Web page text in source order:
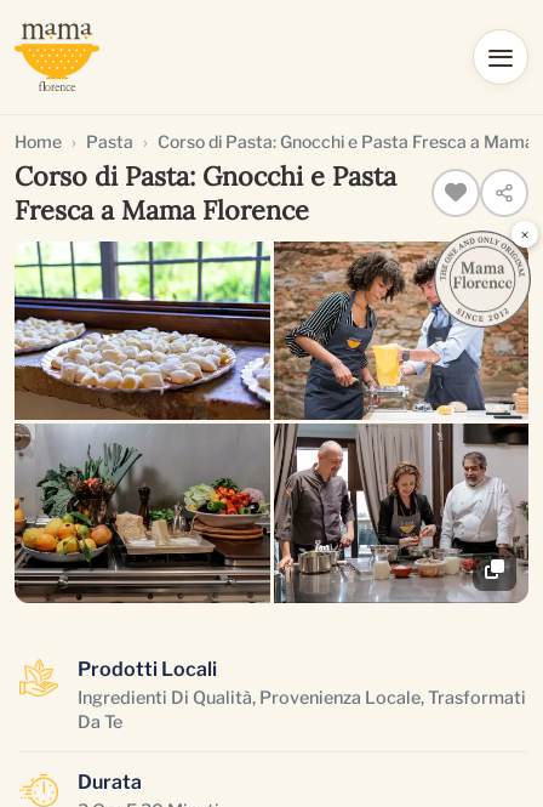
Home Pasta Corso di Pasta: Gnocchi e Pasta Fresca a Mama
Corso di Pasta: Gnocchi e Pasta
Fresca a Mama Florence
Prodotti Locali
Ingredienti Di Qualità, Provenienza Locale, Trasformati
Da Te
Durata
×